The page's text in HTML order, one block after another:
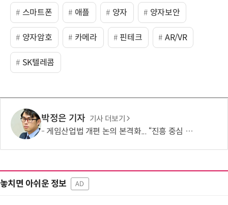
스마트폰 애플 양자 양자보안
양자암호 카메라 핀테크 AR/VR
SK텔레콤
박정은 기자 기사 더보기
게임산업법 개편 논의 본격화... “진흥 중심 전환 속 세부 보완 필요”
놓치면 아쉬운 정보 AD